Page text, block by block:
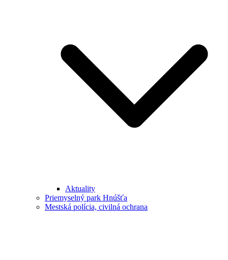
Aktuality
Priemyselný park Hnúšťa
Mestská polícia, civilná ochrana